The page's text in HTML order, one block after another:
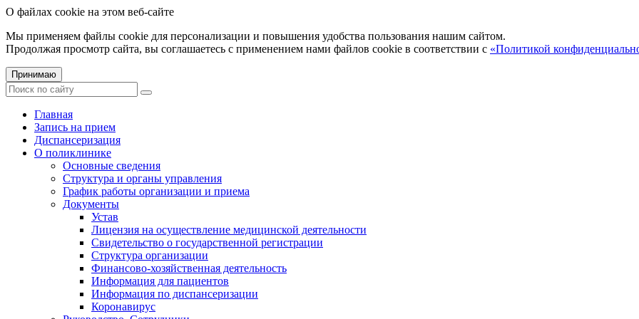
О файлах cookie на этом веб-сайте
Мы применяем файлы cookie для персонализации и повышения удобства пользования нашим сайтом.
Продолжая просмотр сайта, вы соглашаетесь с применением нами файлов cookie в соответствии с «Политикой
Принимаю
Главная
Запись на прием
Диспансеризация
О поликлинике
Основные сведения
Структура и органы управления
График работы организации и приема
Документы
Устав
Лицензия на осуществление медицинской деятельности
Свидетельство о государственной регистрации
Структура организации
Финансово-хозяйственная деятельность
Информация для пациентов
Информация по диспансеризации
Коронавирус